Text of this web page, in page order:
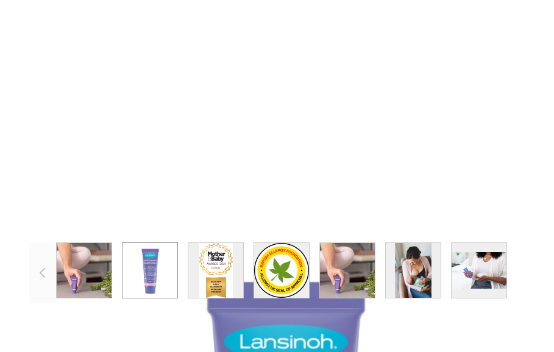
View larger imageView larger imageView larger imageView larger imageView larger imageView larger imageView larger image